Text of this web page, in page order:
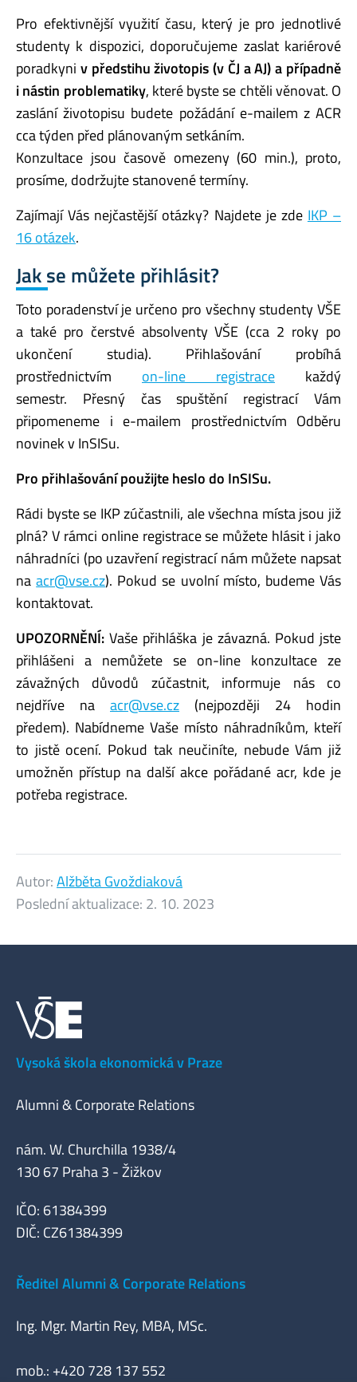
Pro efektivnější využití času, který je pro jednotlivé
studenty k dispozici, doporučujeme zaslat kariérové
poradkyni v předstihu životopis (v ČJ a AJ) a případně
i nástin problematiky, které byste se chtěli věnovat. O
zaslání životopisu budete požádání e-mailem z ACR
cca týden před plánovaným setkáním.
Konzultace jsou časově omezeny (60 min.), proto,
prosíme, dodržujte stanovené termíny.
Zajímají Vás nejčastější otázky? Najdete je zde IKP –
16 otázek.
Jak se můžete přihlásit?
Toto poradenství je určeno pro všechny studenty VŠE
a také pro čerstvé absolventy VŠE (cca 2 roky po
ukončení studia). Přihlašování probíhá
prostřednictvím on-line registrace každý
semestr. Přesný čas spuštění registrací Vám
připomeneme i e-mailem prostřednictvím Odběru
novinek v InSISu.
Pro přihlašování použijte heslo do InSISu.
Rádi byste se IKP zúčastnili, ale všechna místa jsou již
plná? V rámci online registrace se můžete hlásit i jako
náhradníci (po uzavření registrací nám můžete napsat
naacr@vse.cz). Pokud se uvolní místo, budeme Vás
kontaktovat.
UPOZORNĚNÍ: Vaše přihláška je závazná. Pokud jste
přihlášeni a nemůžete se on-line konzultace ze
závažných důvodů zúčastnit, informuje nás co
nejdříve na acr@vse.cz (nejpozději 24 hodin
předem). Nabídneme Vaše místo náhradníkům, kteří
to jistě ocení. Pokud tak neučiníte, nebude Vám již
umožněn přístup na další akce pořádané acr, kde je
potřeba registrace.
Autor:Alžběta Gvoždiaková
Poslední aktualizace: 2. 10. 2023
Vysoká škola ekonomická v Praze
Alumni & Corporate Relations
nám. W. Churchilla 1938/4
130 67 Praha 3 - Žižkov
IČO: 61384399
DIČ: CZ61384399
Ředitel Alumni & Corporate Relations
Ing. Mgr. Martin Rey, MBA, MSc.
mob.: +420 728 137 552